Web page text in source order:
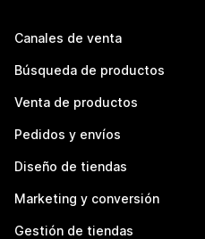
Canales de venta
Búsqueda de productos
Venta de productos
Pedidos y envíos
Diseño de tiendas
Marketing y conversión
Gestión de tiendas